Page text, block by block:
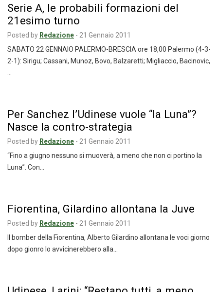
Serie A, le probabili formazioni del
21esimo turno
Posted by Redazione - 21 Gennaio 2011
SABATO 22 GENNAIO PALERMO-BRESCIA ore 18,00 Palermo (4-3-
2-1): Sirigu; Cassani, Munoz, Bovo, Balzaretti; Migliaccio, Bacinovic,
Per Sanchez l’Udinese vuole “la Luna”?
Nasce la contro-strategia
Posted by Redazione - 21 Gennaio 2011
“Fino a giugno nessuno si muoverà, a meno che non ci portino la
Luna”. Con…
Fiorentina, Gilardino allontana la Juve
Posted by Redazione - 21 Gennaio 2011
Il bomber della Fiorentina, Alberto Gilardino allontana le voci giorno
dopo gionro lo avvicinerebbero alla…